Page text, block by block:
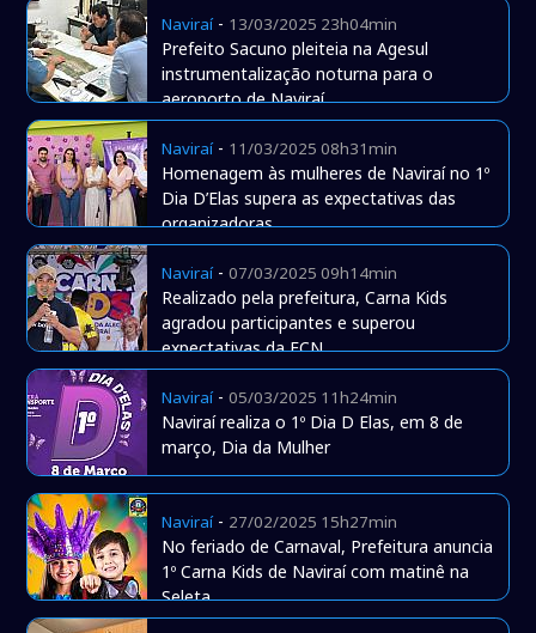
Naviraí- 13/03/2025 23h04min
Prefeito Sacuno pleiteia na Agesul
instrumentalização noturna para o
aeroporto de Naviraí
Naviraí- 11/03/2025 08h31min
Homenagem às mulheres de Naviraí no 1º
Dia D’Elas supera as expectativas das
organizadoras
Naviraí-07/03/2025 09h14min
Realizado pela prefeitura, Carna Kids
agradou participantes e superou
expectativas da FCN
Naviraí-05/03/2025 11h24min
Naviraí realiza o 1º Dia D Elas, em 8 de
março, Dia da Mulher
Naviraí- 27/02/2025 15h27min
No feriado de Carnaval, Prefeitura anuncia
1º Carna Kids de Naviraí com matinê na
Seleta